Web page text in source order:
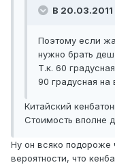
В 20.03.2011
Поэтому если
нужно брать
Т.к. 60
90 градусная на
Китайский
Стоимость вполне
Ну он всяко подороже
вероятности, что